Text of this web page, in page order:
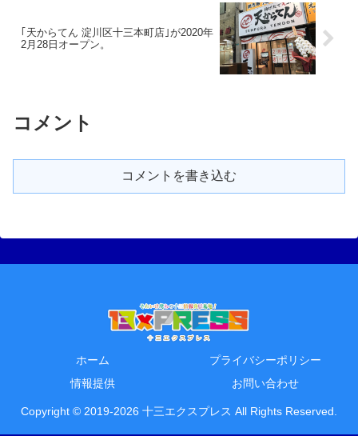
｢天からてん 淀川区十三本町店｣が2020年
2月28日オープン。
コメント
コメントを書き込む
ホーム
プライバシーポリシー
情報提供
お問い合わせ
Copyright © 2019-2026 十三エクスプレス All Rights Reserved.